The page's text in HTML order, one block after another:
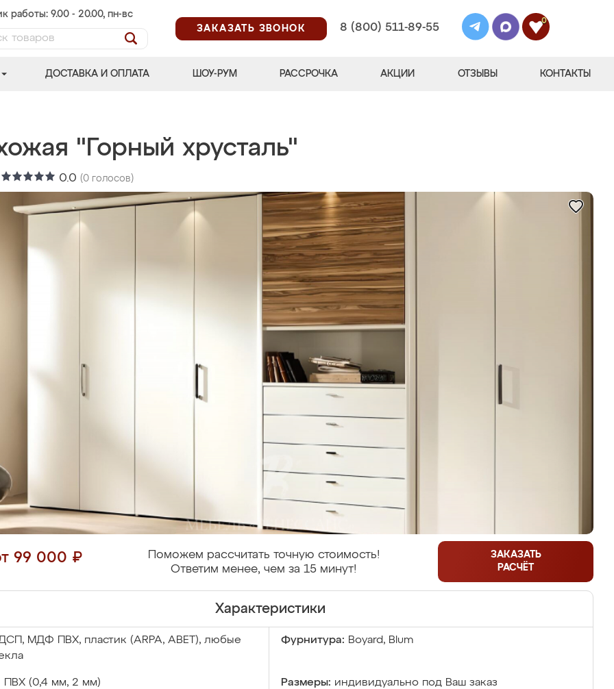
работы: 9.00 - 20.00, пн-вс
ЗАКАЗАТЬ ЗВОНОК
8 (800) 511-89-55
0
ДОСТАВКА И ОПЛАТА ШОУ-РУМ РАССРОЧКА АКЦИИ ОТЗЫВЫ КОНТАКТЫ
"Горный хрусталь"
0.0 (0 голосов)
99 000 ₽
Поможем рассчитать точную стоимость!
Ответим менее, чем за 15 минут!
ЗАКАЗАТЬ
РАСЧЁТ
Характеристики
МДФ ПВХ, пластик (ARPA, ABET), любые
Фурнитура: Boyard, Blum
ПВХ (0,4 мм, 2 мм) Размеры: индивидуально под Ваш заказ